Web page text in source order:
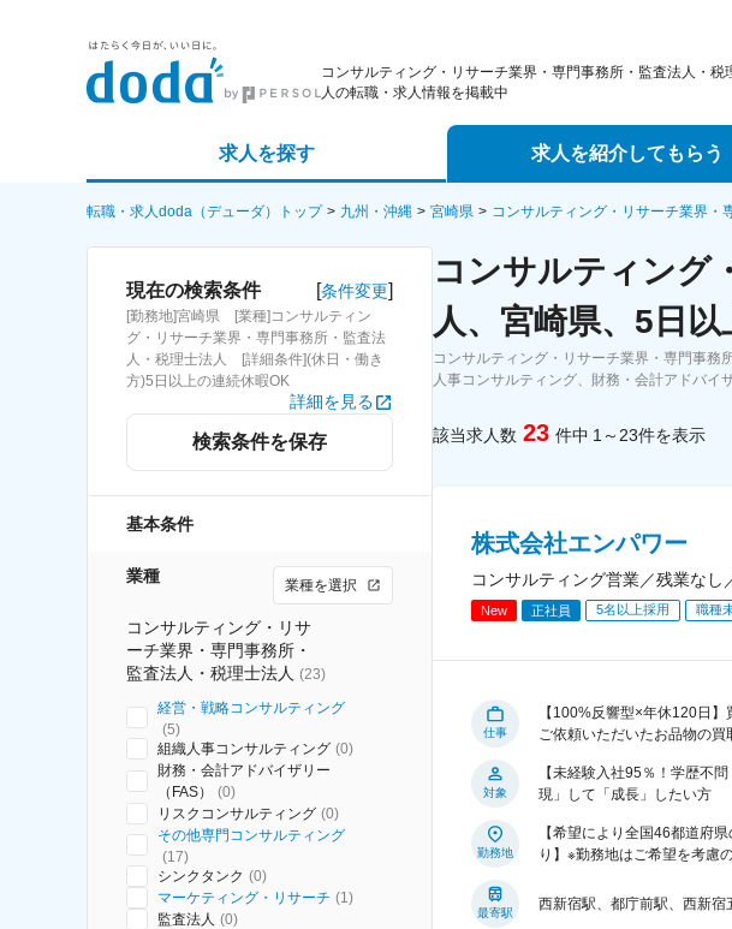
コンサルティング・リサーチ業界・専門事務所・監査法人・税
人の転職・求人情報を掲載中
求人を探す
詳細条件から探す
求人特集から探す
求人を紹介してもらう
エージェントサービス
スカウトサービス
パートナーエージェントサービス
転職・求人doda（デューダ）トップ 九州・沖縄 宮崎県 コンサルティング・リサーチ業界・
現在の検索条件 [条件変更]
[勤務地]宮崎県 [業種]コンサルティン
グ・リサーチ業界・専門事務所・監査法
人・税理士法人 [詳細条件](休日・働き
方)5日以上の連続休暇OK
詳細を見る
検索条件を保存
基本条件
業種 業種を選択
コンサルティング・リサ
ーチ業界・専門事務所・
監査法人・税理士法人 (23)
経営・戦略コンサルティング
(5)
組織人事コンサルティング (0)
財務・会計アドバイザリー
（FAS）
(0)
リスクコンサルティング (0)
その他専門コンサルティング
(17)
シンクタンク (0)
マーケティング・リサーチ (1)
監査法人 (0)
コンサルティング
人、宮崎県、5日
コンサルティング・リサーチ業界・専門事
人事コンサルティング、財務・会計アドバイ
該当求人数 23 件中 1～23件を表示
株式会社エンパワー
コンサルティング営業／残業なし
New 正社員 5名以上採用 職種
仕事
【100%反響型×年休120日
ご依頼いただいたお品物の買
対象
【未経験入社95％！学歴不
現」して「成長」したい方
勤務地
【希望により全国46都道府
り】※勤務地はご希望を考慮
最寄駅
西新宿駅、都庁前駅、西新宿